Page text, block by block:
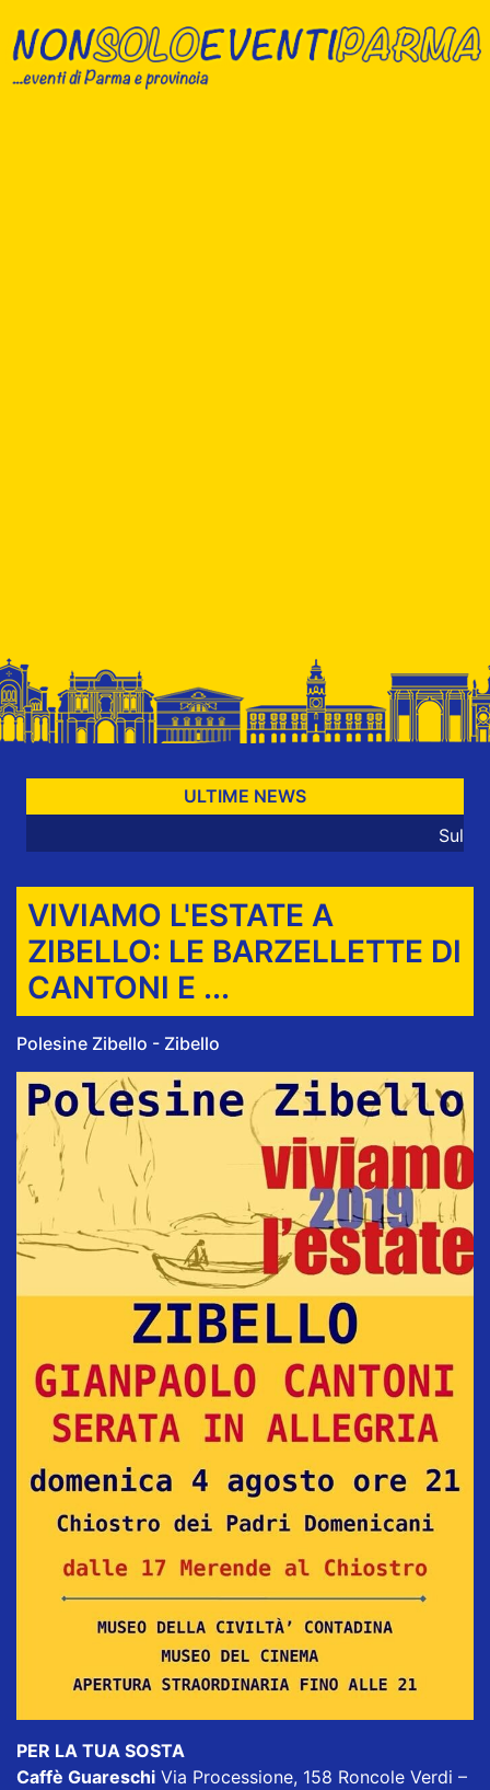
ULTIME NEWS
Sul sito
VIVIAMO L'ESTATE A
ZIBELLO: LE BARZELLETTE DI
CANTONI E ...
Polesine Zibello - Zibello
PER LA TUA SOSTA
Caffè Guareschi Via Processione, 158 Roncole Verdi –